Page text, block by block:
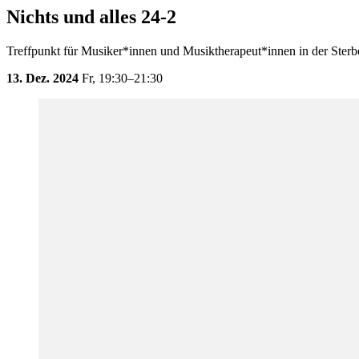
Nichts und alles 24-2
Treffpunkt für Musiker*innen und Musiktherapeut*innen in der
13. Dez. 2024 Fr, 19:30–21:30